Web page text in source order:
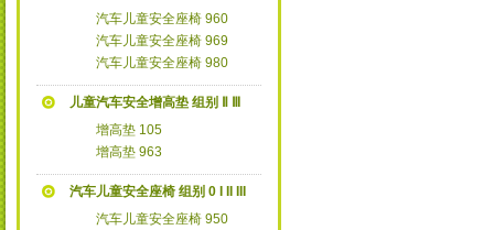
汽车儿童安全座椅 960
汽车儿童安全座椅 969
汽车儿童安全座椅 980
儿童汽车安全增高垫 组别 Ⅱ Ⅲ
增高垫 105
增高垫 963
汽车儿童安全座椅 组别 0 I II III
汽车儿童安全座椅 950